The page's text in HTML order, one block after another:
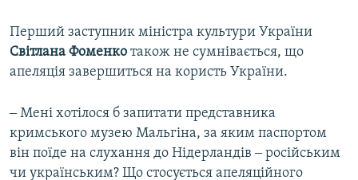
Перший заступник міністра культури України
Світлана Фоменко також не сумнівається, що
апеляція завершиться на користь України.
‒ Мені хотілося б запитати представника
кримського музею Мальгіна, за яким паспортом
він поїде на слухання до Нідерландів ‒ російським
чи українським? Що стосується апеляційного